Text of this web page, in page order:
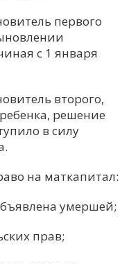
У
Ч
первого
с 1 января
второго,
решение
в силу
на маткапитал:
умершей;
прав;